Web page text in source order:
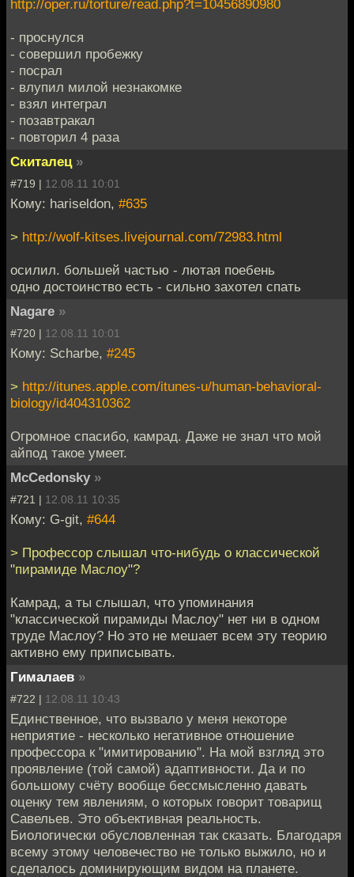
http://oper.ru/torture/read.php?t=10456890980
- проснулся
- совершил пробежку
- посрал
- влупил милой незнакомке
- взял интеграл
- позавтракал
- повторил 4 раза
Скиталец »
#719 | 12.08.11 10:01
Кому: hariseldon, #635
> http://wolf-kitses.livejournal.com/72983.html
осилил. большей частью - лютая поебень
одно достоинство есть - сильно захотел спать
Nagare »
#720 | 12.08.11 10:01
Кому: Scharbe, #245
> http://itunes.apple.com/itunes-u/human-behavioral-
biology/id404310362
Огромное спасибо, камрад. Даже не знал что мой
айпод такое умеет.
McCedonsky »
#721 | 12.08.11 10:35
Кому: G-git, #644
> Профессор слышал что-нибудь о классической
"пирамиде Маслоу"?
Камрад, а ты слышал, что упоминания
"классической пирамиды Маслоу" нет ни в одном
труде Маслоу? Но это не мешает всем эту теорию
активно ему приписывать.
Гималаев »
#722 | 12.08.11 10:43
Единственное, что вызвало у меня некоторе
неприятие - несколько негативное отношение
профессора к "имитированию". На мой взгляд это
проявление (той самой) адаптивности. Да и по
большому счёту вообще бессмысленно давать
оценку тем явлениям, о которых говорит товарищ
Савельев. Это объективная реальность.
Биологически обусловленная так сказать. Благодаря
всему этому человечество не только выжило, но и
сделалось доминирующим видом на планете.